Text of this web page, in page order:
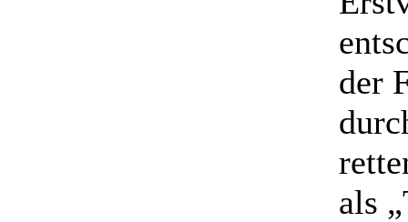
der
als